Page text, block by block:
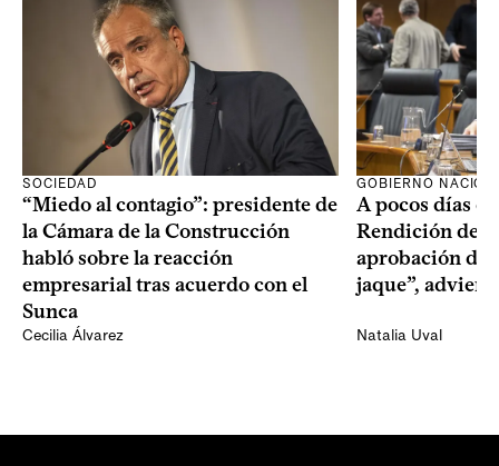
SOCIEDAD
“Miedo al contagio”: presidente de
la Cámara de la Construcción
habló sobre la reacción
empresarial tras acuerdo con el
Sunca
Cecilia Álvarez
GOBIERNO
A pocos días
Rendición de
aprobación del
jaque”,
Natalia Uval